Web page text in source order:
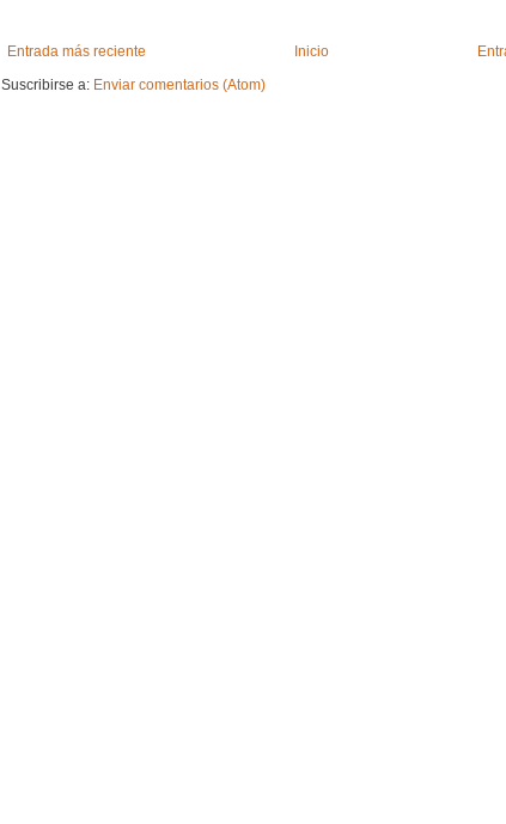
Entrada más reciente
Inicio
Suscribirse a: Enviar comentarios (Atom)